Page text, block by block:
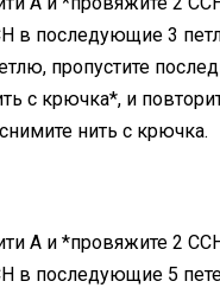
в последующие 3
пропустите
с крючка*, и
нить с крючка.
А и *провяжите 2
в последующие 5